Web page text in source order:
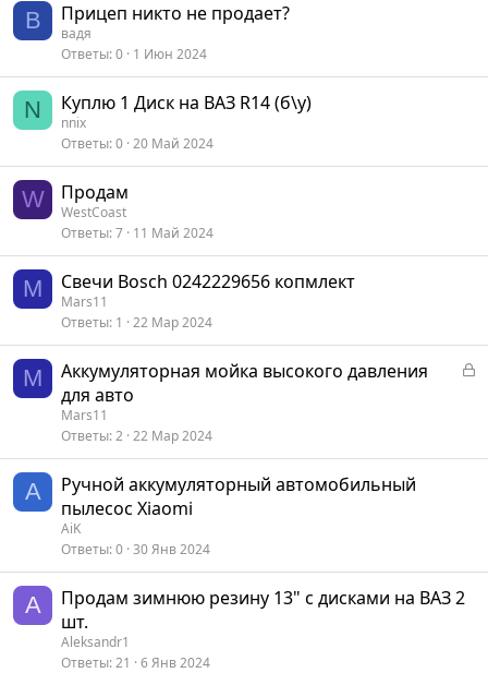
В Прицеп никто не продает?
вадя
Ответы 0 1 Июн 2024
N Куплю 1 Диск на ВАЗ R14 (б\у)
nnix
Ответы 0 20 Май 2024
W Продам
WestCoast
Ответы 7 11 Май 2024
M Свечи Bosch 0242229656 копмлект
Mars11
Ответы 1 22 Мар 2024
M
З
Аккумуляторная мойка высокого давления
для авто
Mars11
Ответы 2 22 Мар 2024
A
Ручной аккумуляторный автомобильный
пылесос Xiaomi
AiK
Ответы 0 30 Янв 2024
A
Продам зимнюю резину 13" с дисками на ВАЗ 2
шт.
Aleksandr1
Ответы 21 6 Янв 2024